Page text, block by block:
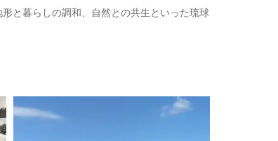
と暮らしの調和、自然との共生といった琉球